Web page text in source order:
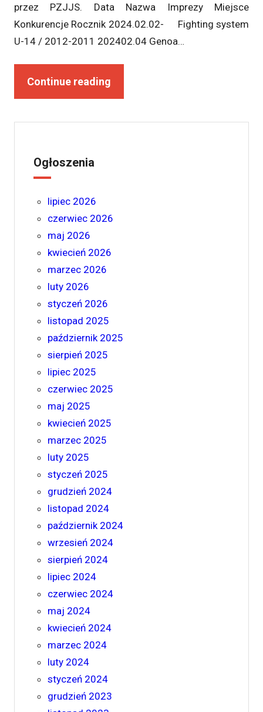
przez PZJJS. Data Nazwa Imprezy Miejsce
Konkurencje Rocznik 2024.02.02- Fighting system
U-14 / 2012-2011 202402.04 Genoa…
Continue reading
Ogłoszenia
lipiec 2026
czerwiec 2026
maj 2026
kwiecień 2026
marzec 2026
luty 2026
styczeń 2026
listopad 2025
październik 2025
sierpień 2025
lipiec 2025
czerwiec 2025
maj 2025
kwiecień 2025
marzec 2025
luty 2025
styczeń 2025
grudzień 2024
listopad 2024
październik 2024
wrzesień 2024
sierpień 2024
lipiec 2024
czerwiec 2024
maj 2024
kwiecień 2024
marzec 2024
luty 2024
styczeń 2024
grudzień 2023